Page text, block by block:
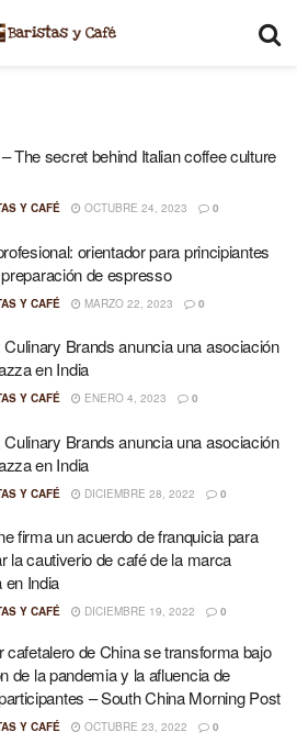
The secret behind Italian coffee culture
Y CAFÉ OCTUBRE 24, 2023 0
orientador para principiantes
de espresso
Y CAFÉ MARZO 22, 2023 0
Brands anuncia una asociación
en India
Y CAFÉ ENERO 4, 2023 0
Brands anuncia una asociación
en India
Y CAFÉ DICIEMBRE 28, 2022 0
firma un acuerdo de franquicia para
la cautiverio de café de la marca
en India
Y CAFÉ DICIEMBRE 19, 2022 0
cafetalero de China se transforma bajo
de la pandemia y la afluencia de
– South China Morning Post
Y CAFÉ OCTUBRE 23, 2022 0